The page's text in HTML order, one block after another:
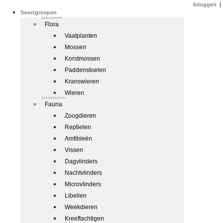
Soortgroepen
Flora
Vaatplanten
Mossen
Korstmossen
Paddenstoelen
Kranswieren
Wieren
Fauna
Zoogdieren
Reptielen
Amfibieën
Vissen
Dagvlinders
Nachtvlinders
Microvlinders
Libellen
Weekdieren
Kreeftachtigen
Inloggen |